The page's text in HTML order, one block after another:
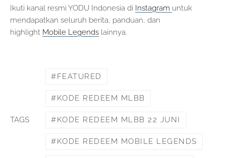
Ikuti kanal resmi YODU Indonesia di Instagram untuk
mendapatkan seluruh berita, panduan, dan
highlight Mobile Legends lainnya.
TAGS
FEATURED
KODE REDEEM MLBB
KODE REDEEM MLBB 22 JUNI
KODE REDEEM MOBILE LEGENDS